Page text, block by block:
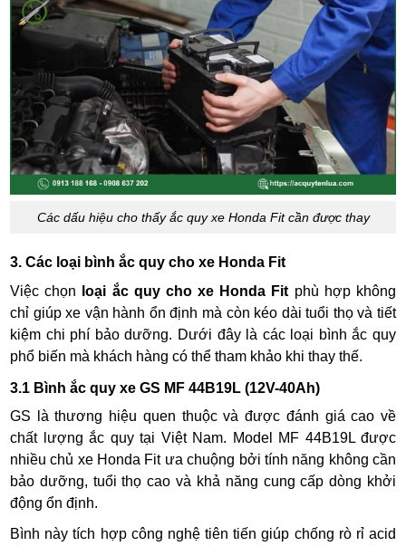
Các dấu hiệu cho thấy ắc quy xe Honda Fit cần được thay
3. Các loại bình ắc quy cho xe Honda Fit
Việc chọn
loại ắc quy cho xe Honda Fit phù hợp không
chỉ giúp xe vận hành ổn định mà còn kéo dài tuổi thọ và tiết
kiệm chi phí bảo dưỡng. Dưới đây là các loại bình ắc quy
phổ biến mà khách hàng có thể tham khảo khi thay thế.
3.1 Bình ắc quy xe GS MF 44B19L (12V-40Ah)
GS là thương hiệu quen thuộc và được đánh giá cao về
chất lượng ắc quy tại Việt Nam. Model MF 44B19L được
nhiều chủ xe Honda Fit ưa chuộng bởi tính năng không cần
bảo dưỡng, tuổi thọ cao và khả năng cung cấp dòng khởi
động ổn định.
Bình này tích hợp công nghệ tiên tiến giúp chống rò rỉ acid